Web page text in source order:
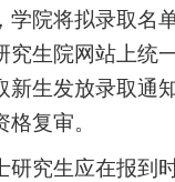
学院将拟录取名
究生院网站上统
新生发放录取通
复审。
研究生应在报到